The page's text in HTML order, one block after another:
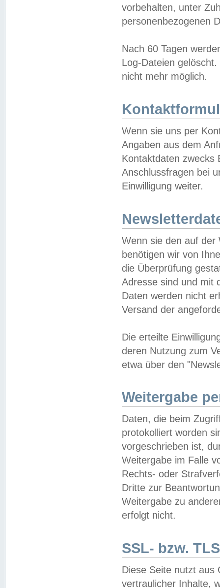
vorbehalten, unter
personenbezogenen
Nach 60 Tagen
Log-Dateien
nicht mehr möglich.
Wenn sie uns per
Angaben aus dem
Kontaktdaten zwecks
Anschlussfragen bei
Einwilligung weiter.
Wenn sie den auf der
benötigen wir von
die Überprüfung
Adresse sind und mit
Daten werden nicht
Versand der
Die erteilte
deren Nutzung zum
etwa über den
Weitergabe
Daten, die beim
protokolliert worden
vorgeschrieben ist,
Weitergabe im Falle
Rechts- oder
Dritte zur
Weitergabe zu
erfolgt nicht.
SSL- bzw.
Diese Seite nutzt aus
vertraulicher Inhalte,